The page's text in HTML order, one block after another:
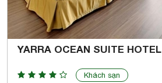
YARRA OCEAN SUITE HOTEL
Khách sạn